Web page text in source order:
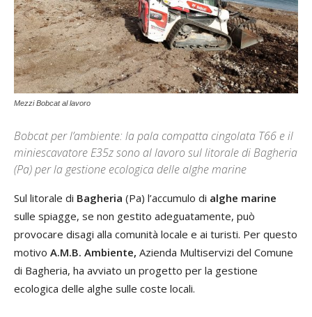
Mezzi Bobcat al lavoro
Bobcat per l’ambiente: la pala compatta cingolata T66 e il
miniescavatore E35z sono al lavoro sul litorale di Bagheria
(Pa) per la gestione ecologica delle alghe marine
Sul litorale di Bagheria (Pa) l’accumulo di alghe marine
sulle spiagge, se non gestito adeguatamente, può
provocare disagi alla comunità locale e ai turisti. Per questo
motivo A.M.B. Ambiente, Azienda Multiservizi del Comune
di Bagheria, ha avviato un progetto per la gestione
ecologica delle alghe sulle coste locali.